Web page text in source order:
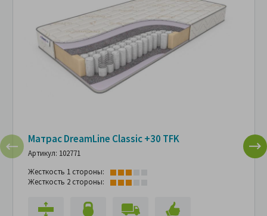
Матрас DreamLine Classic +30 TFK
Артикул: 102771
Жесткость 1 стороны:
Жесткость 2 стороны: